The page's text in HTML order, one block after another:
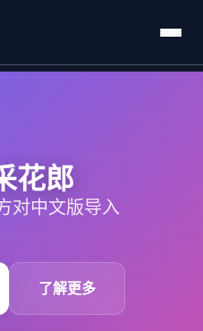
花郎
对中文版导入
了解更多